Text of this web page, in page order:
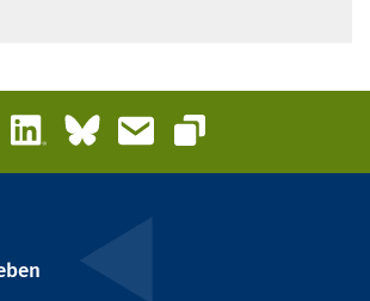
LinkedInBlueskyE-Mail
Link kopieren